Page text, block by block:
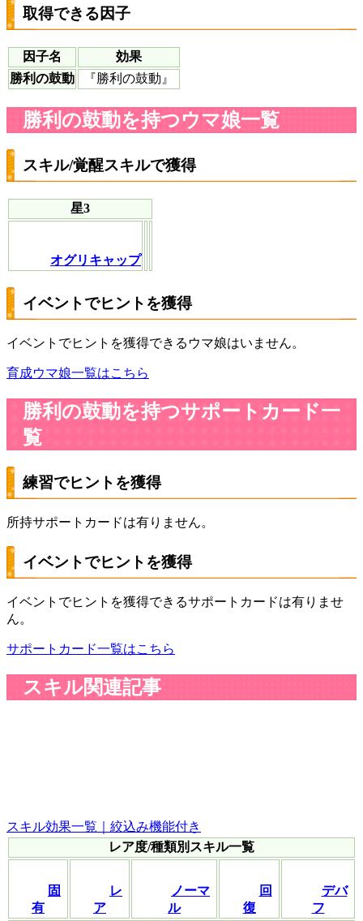
取得できる因子
因子名
効果
勝利の鼓動
『勝利の鼓動』
勝利の鼓動を持つウマ娘一覧
スキル/覚醒スキルで獲得
星3
オグリキャップ
イベントでヒントを獲得
イベントでヒントを獲得できるウマ娘はいません。
育成ウマ娘一覧はこちら
勝利の鼓動を持つサポートカード一
覧
練習でヒントを獲得
所持サポートカードは有りません。
イベントでヒントを獲得
イベントでヒントを獲得できるサポートカードは有りませ
ん。
サポートカード一覧はこちら
スキル関連記事
スキル効果一覧｜絞込み機能付き
レア度/種類別スキル一覧
固
有
レ
ア
ノーマ
ル
回
復
デバ
フ